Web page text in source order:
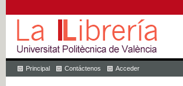
Principal Contáctenos Acceder